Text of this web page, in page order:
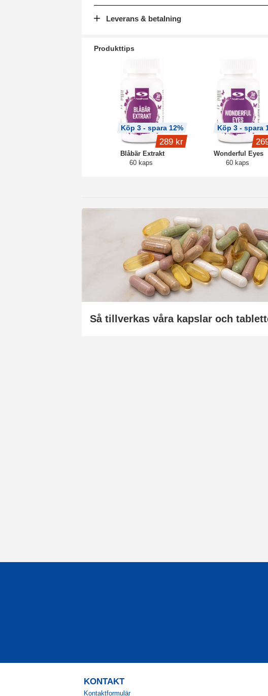
Leverans & betalning
Produkttips
Blåbär Extrakt
60 kaps
Köp 3 - spara 12%
289 kr
Wonderful Eyes
60 kaps
Köp 3 - spara
Så tillverkas våra kapslar och
KONTAKT
Kontaktformulär